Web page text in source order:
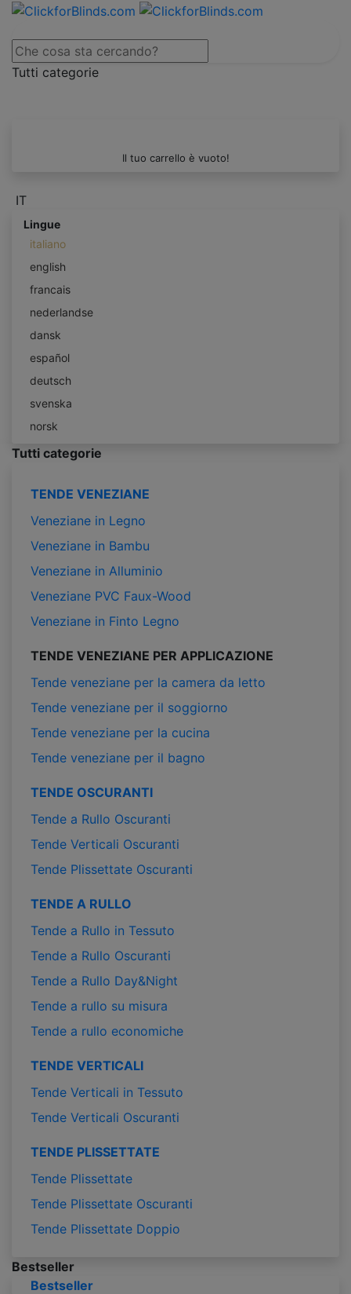
Tutti categorie
Il tuo carrello è vuoto!
IT
Lingue
italiano
english
francais
nederlandse
dansk
español
deutsch
svenska
norsk
Tutti categorie
TENDE VENEZIANE
Veneziane in Legno
Veneziane in Bambu
Veneziane in Alluminio
Veneziane PVC Faux-Wood
Veneziane in Finto Legno
TENDE VENEZIANE PER APPLICAZIONE
Tende veneziane per la camera da letto
Tende veneziane per il soggiorno
Tende veneziane per la cucina
Tende veneziane per il bagno
TENDE OSCURANTI
Tende a Rullo Oscuranti
Tende Verticali Oscuranti
Tende Plissettate Oscuranti
TENDE A RULLO
Tende a Rullo in Tessuto
Tende a Rullo Oscuranti
Tende a Rullo Day&Night
Tende a rullo su misura
Tende a rullo economiche
TENDE VERTICALI
Tende Verticali in Tessuto
Tende Verticali Oscuranti
TENDE PLISSETTATE
Tende Plissettate
Tende Plissettate Oscuranti
Tende Plissettate Doppio
Bestseller
Bestseller